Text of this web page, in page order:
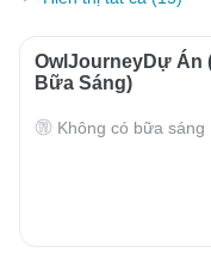
OwlJourneyDự Án
Bữa Sáng)
Không có bữa sáng